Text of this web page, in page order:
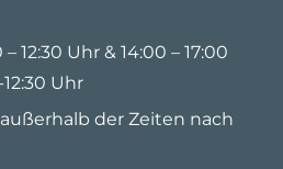
12:30 Uhr & 14:00 – 17:00
Uhr
der Zeiten nach